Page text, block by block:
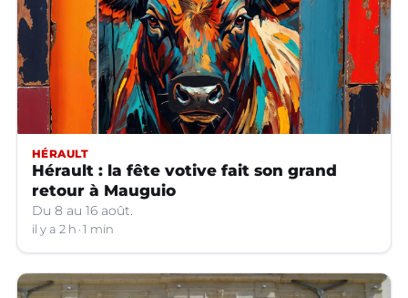
HÉRAULT
Hérault : la fête votive fait son grand
retour à Mauguio
Du 8 au 16 août.
il y a 2 h 1 min